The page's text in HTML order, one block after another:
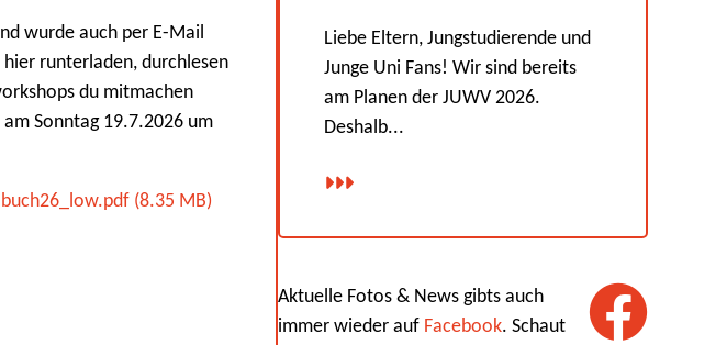
wurde auch per E-Mail
runterladen, durchlesen
du mitmachen
Sonntag 19.7.2026 um
(8.35 MB)
Liebe Eltern, Jungstudierende und
Junge Uni Fans! Wir sind bereits
am Planen der JUWV 2026.
Deshalb...
Aktuelle Fotos & News gibts auch
immer wieder auf Facebook. Schaut